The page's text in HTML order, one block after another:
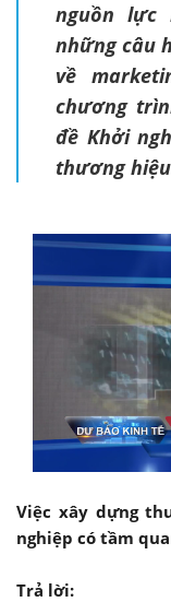
nguồn
những câu
về
chương
đề Khởi
thương
Việc xây dựng
nghiệp có tầm
Trả lời: